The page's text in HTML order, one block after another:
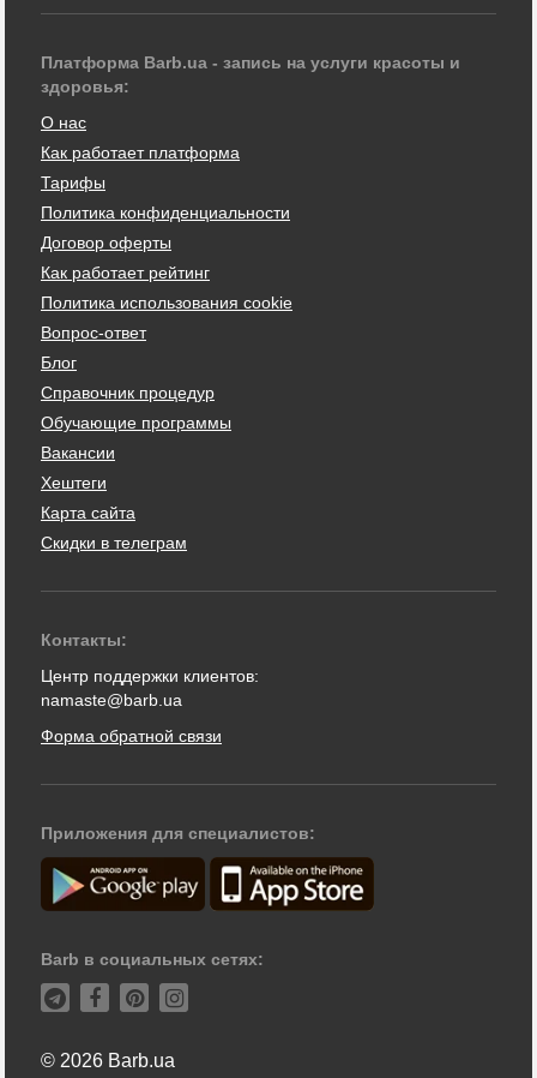
Платформа Barb.ua - запись на услуги красоты и
здоровья:
О нас
Как работает платформа
Тарифы
Политика конфиденциальности
Договор оферты
Как работает рейтинг
Политика использования cookie
Вопрос-ответ
Блог
Справочник процедур
Обучающие программы
Вакансии
Хештеги
Карта сайта
Скидки в телеграм
Контакты:
Центр поддержки клиентов:
namaste@barb.ua
Форма обратной связи
Приложения для специалистов:
Barb в социальных сетях:
© 2026 Barb.ua